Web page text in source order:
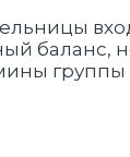
баланс,
группы